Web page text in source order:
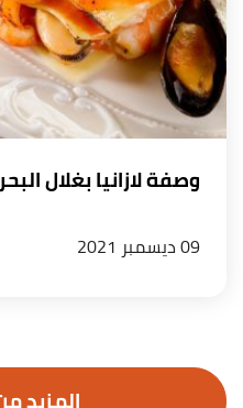
وصفة لازانيا بغلال البحر
09 ديسمبر 2021